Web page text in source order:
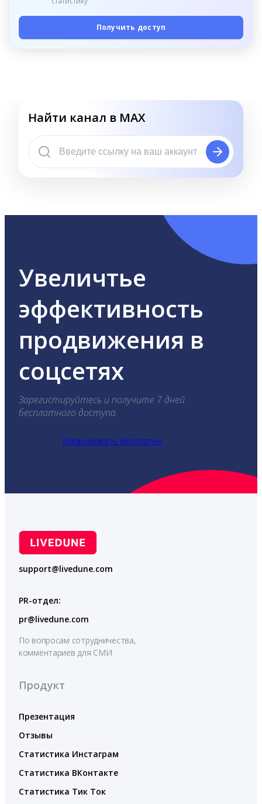
Получить доступ
Найти канал в MAX
Увеличтье
эффективность
продвижения в
соцсетях
Зарегистируйтесь и получите 7 дней
бесплатного доступа.
Попробовать бесплатно
support@livedune.com
PR-отдел:
pr@livedune.com
По вопросам сотрудничества,
комментариев для СМИ
Продукт
Презентация
Отзывы
Статистика Инстаграм
Статистика ВКонтакте
Статистика Тик Ток